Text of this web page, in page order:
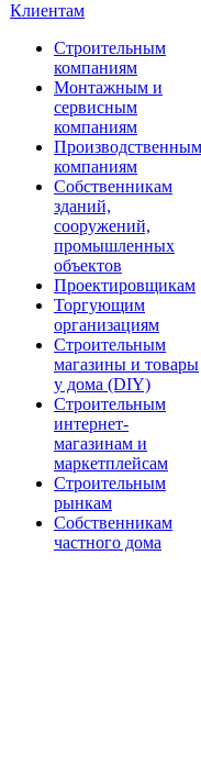
Клиентам
Строительным
компаниям
Монтажным и
сервисным
компаниям
Производственным
компаниям
Собственникам
зданий,
сооружений,
промышленных
объектов
Проектировщикам
Торгующим
организациям
Строительным
магазины и товары
у дома (DIY)
Строительным
интернет-
магазинам и
маркетплейсам
Строительным
рынкам
Собственникам
частного дома